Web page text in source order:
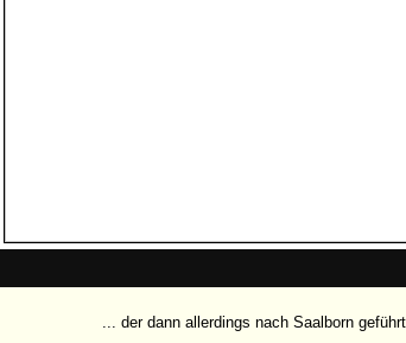
... der dann allerdings nach Saalborn